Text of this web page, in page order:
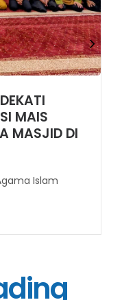
MAIS
MASJID DI
Islam